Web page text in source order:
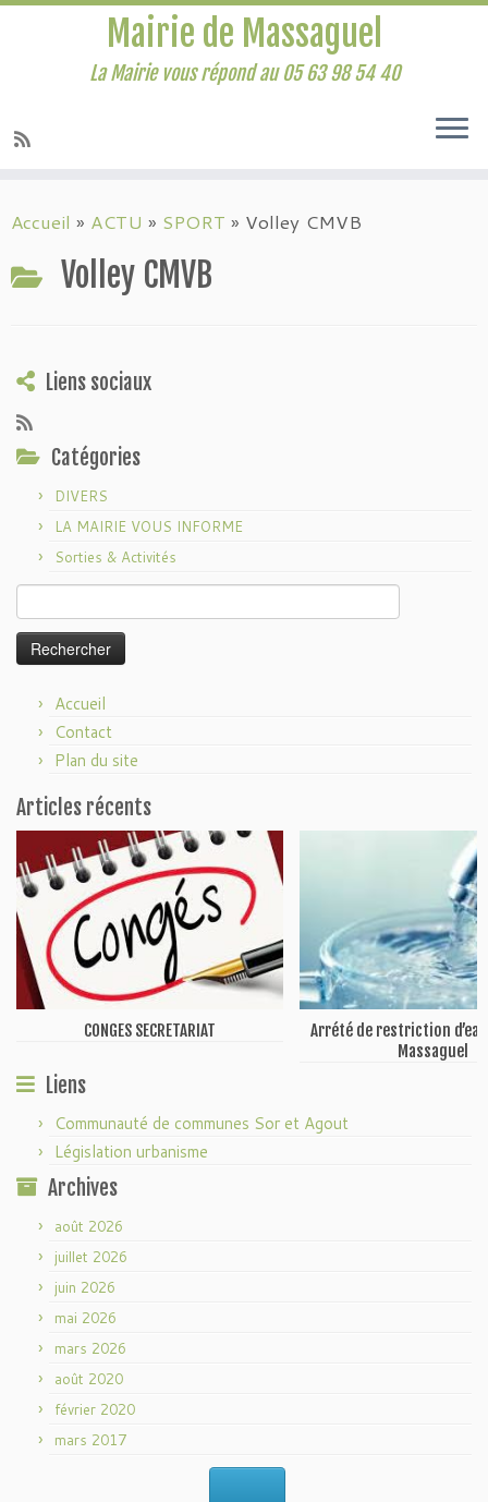
Mairie de Massaguel
La Mairie vous répond au 05 63 98 54 40
Accueil » ACTU » SPORT » Volley CMVB
Volley CMVB
Liens sociaux
Catégories
DIVERS
LA MAIRIE VOUS INFORME
Sorties & Activités
Accueil
Contact
Plan du site
Articles récents
CONGES SECRETARIAT
Arrété de restriction
Massaguel
Liens
Communauté de communes Sor et Agout
Législation urbanisme
Archives
août 2026
juillet 2026
juin 2026
mai 2026
mars 2026
août 2020
février 2020
mars 2017